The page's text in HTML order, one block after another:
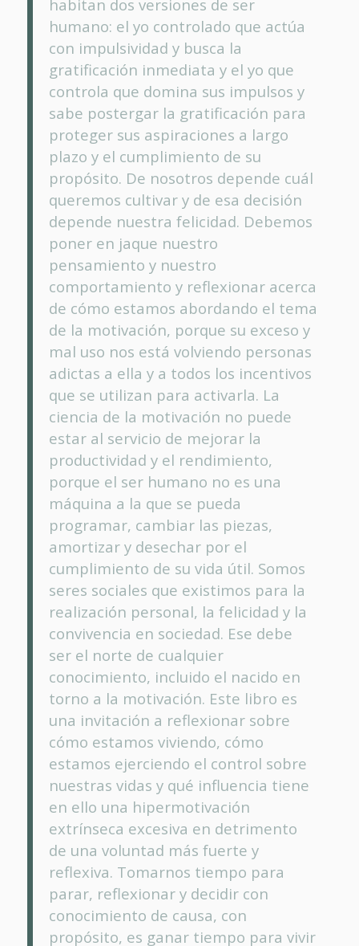
habitan dos versiones de ser
humano: el yo controlado que actúa
con impulsividad y busca la
gratificación inmediata y el yo que
controla que domina sus impulsos y
sabe postergar la gratificación para
proteger sus aspiraciones a largo
plazo y el cumplimiento de su
propósito. De nosotros depende cuál
queremos cultivar y de esa decisión
depende nuestra felicidad. Debemos
poner en jaque nuestro
pensamiento y nuestro
comportamiento y reflexionar acerca
de cómo estamos abordando el tema
de la motivación, porque su exceso y
mal uso nos está volviendo personas
adictas a ella y a todos los incentivos
que se utilizan para activarla. La
ciencia de la motivación no puede
estar al servicio de mejorar la
productividad y el rendimiento,
porque el ser humano no es una
máquina a la que se pueda
programar, cambiar las piezas,
amortizar y desechar por el
cumplimiento de su vida útil. Somos
seres sociales que existimos para la
realización personal, la felicidad y la
convivencia en sociedad. Ese debe
ser el norte de cualquier
conocimiento, incluido el nacido en
torno a la motivación. Este libro es
una invitación a reflexionar sobre
cómo estamos viviendo, cómo
estamos ejerciendo el control sobre
nuestras vidas y qué influencia tiene
en ello una hipermotivación
extrínseca excesiva en detrimento
de una voluntad más fuerte y
reflexiva. Tomarnos tiempo para
parar, reflexionar y decidir con
conocimiento de causa, con
propósito, es ganar tiempo para vivir